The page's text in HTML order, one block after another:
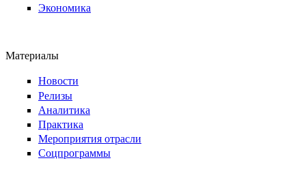
Экономика
Материалы
Новости
Релизы
Аналитика
Практика
Мероприятия отрасли
Соцпрограммы